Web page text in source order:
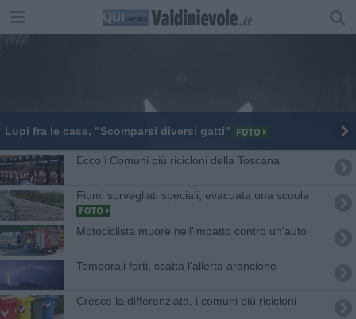
Lupi fra le case, "Scomparsi diversi gatti"
Ecco i Comuni più ricicloni della Toscana
Fiumi sorvegliati speciali, evacuata una scuola
Motociclista muore nell'impatto contro un'auto
Temporali forti, scatta l'allerta arancione
Cresce la differenziata, i comuni più ricicloni